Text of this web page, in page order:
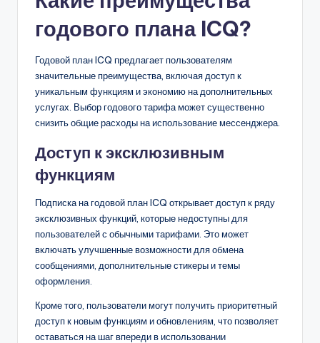
годового плана ICQ?
Годовой план ICQ предлагает пользователям
значительные преимущества, включая доступ к
уникальным функциям и экономию на дополнительных
услугах. Выбор годового тарифа может существенно
снизить общие расходы на использование мессенджера.
Доступ к эксклюзивным
функциям
Подписка на годовой план ICQ открывает доступ к ряду
эксклюзивных функций, которые недоступны для
пользователей с обычными тарифами. Это может
включать улучшенные возможности для обмена
сообщениями, дополнительные стикеры и темы
оформления.
Кроме того, пользователи могут получить приоритетный
доступ к новым функциям и обновлениям, что позволяет
оставаться на шаг впереди в использовании